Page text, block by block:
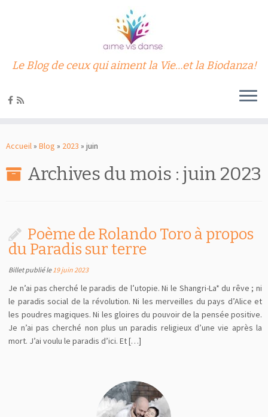
au
Le Blog de ceux qui aiment la Vie…et la Biodanza!
Accueil» Blog » 2023 » juin
Archives du mois : juin 2023
Poème de Rolando Toro à propos
du Paradis sur terre
Billet publié le19 juin 2023
Je n’ai pas cherché le paradis de l’utopie. Ni le Shangri-La* du rêve ; ni
le paradis social de la révolution. Ni les merveilles du pays d’Alice et
les poudres magiques. Ni les gloires du pouvoir de la pensée positive.
Je n’ai pas cherché non plus un paradis religieux d’une vie après la
mort. J’ai voulu le paradis d’ici. Et […]